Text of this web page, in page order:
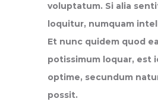
voluptatum. Si alia
loquitur, numquam
Et nunc quidem quod
potissimum loquar, est
optime, secundum
possit.